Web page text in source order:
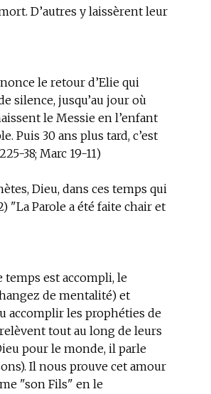
D’autres y laissèrent leur
le retour d’Elie qui
silence, jusqu’au jour où
le Messie en l’enfant
Puis 30 ans plus tard, c’est
38; Marc 19-11)
Dieu, dans ces temps qui
"La Parole a été faite chair et
temps est accompli, le
de mentalité) et
accomplir les prophéties de
tout au long de leurs
pour le monde, il parle
Il nous prouve cet amour
"son Fils" en le